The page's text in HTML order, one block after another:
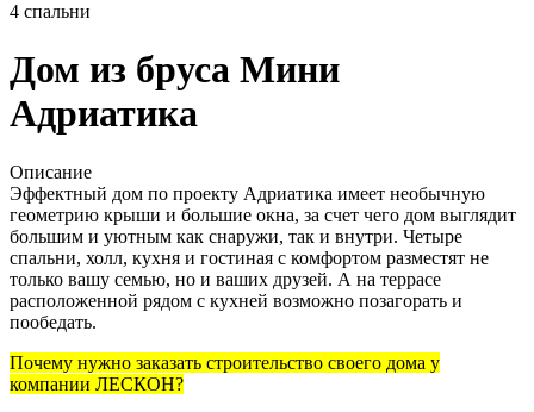
4 спальни
Дом из бруса Мини
Адриатика
Описание
Эффектный дом по проекту Адриатика имеет необычную
геометрию крыши и большие окна, за счет чего дом выглядит
большим и уютным как снаружи, так и внутри. Четыре
спальни, холл, кухня и гостиная с комфортом разместят не
только вашу семью, но и ваших друзей. А на террасе
расположенной рядом с кухней возможно позагорать и
пообедать.
Почему нужно заказать строительство своего дома у
компании ЛЕСКОН?